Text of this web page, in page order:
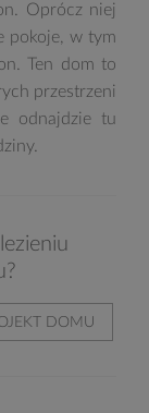
Oprócz niej
pokoje, w tym
Ten dom to
przestrzeni
odnajdzie tu
DOMU